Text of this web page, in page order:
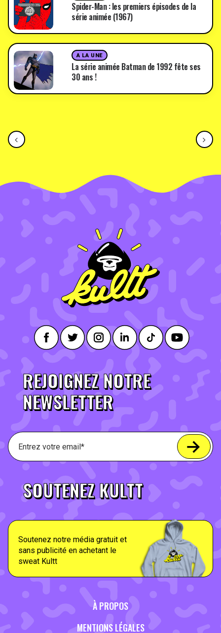
Spider-Man : les premiers épisodes de la
série animée (1967)
A LA UNE
La série animée Batman de 1992 fête ses
30 ans !
REJOIGNEZ NOTRE
NEWSLETTER
SOUTENEZ KULTT
Soutenez notre média gratuit et
sans publicité en achetant le
sweat Kultt
À PROPOS
MENTIONS LÉGALES